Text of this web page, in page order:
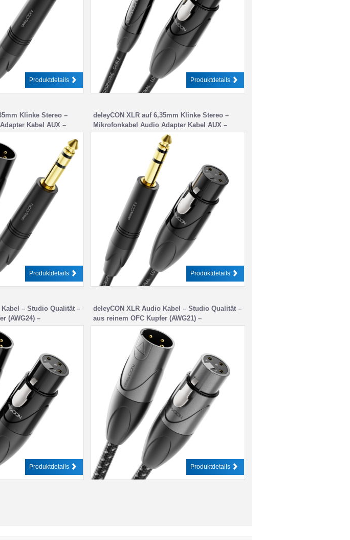
Produktdetails Produktdetails
Klinke Stereo –
Kabel AUX –
OFC Kupfer
auf Klinke 6,35mm
Produktdetails
deleyCON XLR auf 6,35mm Klinke Stereo –
Mikrofonkabel Audio Adapter Kabel AUX –
Studio Qualität – aus reinem OFC Kupfer
(AWG24) XLR Buchse auf Klinke 6,35mm
Stecker – Metallverriegelung
Produktdetails
– Studio Qualität –
(AWG24) –
und RFI-Unterdrückung
& Vergoldeten
Produktdetails
deleyCON XLR Audio Kabel – Studio Qualität –
aus reinem OFC Kupfer (AWG21) –
Mikrofonkabel mit Baumwollmantel – mit
Metallverriegelung und vergoldeten Kontakten
– 3 Polig DMX
Produktdetails